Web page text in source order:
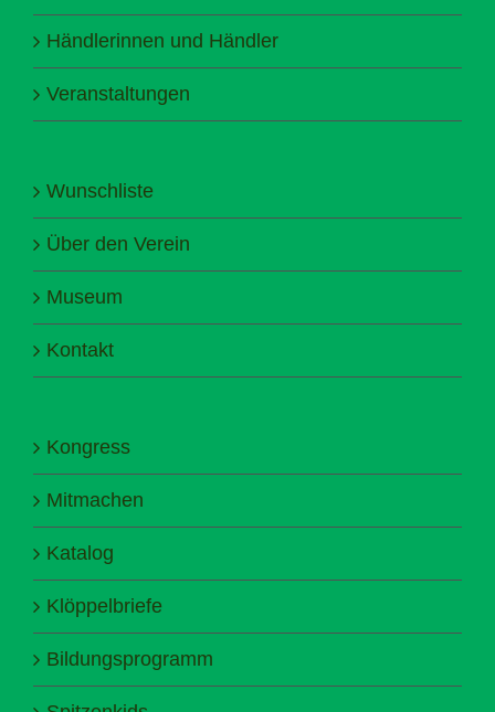
Händlerinnen und Händler
Veranstaltungen
Wunschliste
Über den Verein
Museum
Kontakt
Kongress
Mitmachen
Katalog
Klöppelbriefe
Bildungsprogramm